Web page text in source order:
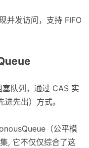
并发访问，支持 FIFO
队列，通过 CAS 实
先出）方式。
（公平模
, 它不仅仅综合了这